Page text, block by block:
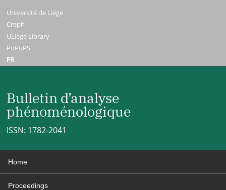
Université de Liège
Creph
ULiège Library
PoPuPS
FR
Bulletin d’analyse
phénoménologique
ISSN: 1782-2041
Home
Proceedings